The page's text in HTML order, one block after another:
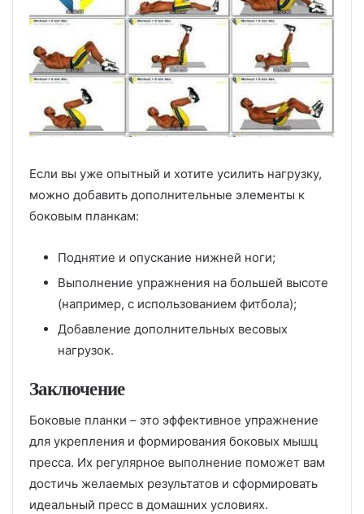
Если вы уже опытный и хотите усилить нагрузку,
можно добавить дополнительные элементы к
боковым планкам:
Поднятие и опускание нижней ноги;
Выполнение упражнения на большей высоте
(например, с использованием фитбола);
Добавление дополнительных весовых
нагрузок.
Заключение
Боковые планки – это эффективное упражнение
для укрепления и формирования боковых мышц
пресса. Их регулярное выполнение поможет вам
достичь желаемых результатов и сформировать
идеальный пресс в домашних условиях.